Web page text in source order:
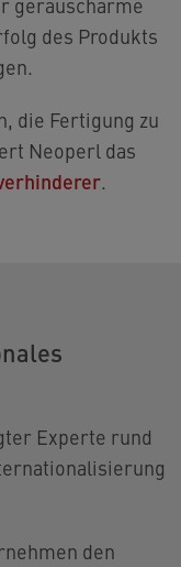
des Produkts
die Fertigung zu
Neoperl das
.
Experte rund
den